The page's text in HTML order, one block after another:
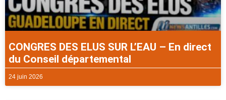
CONGRES DES ELUS SUR L’EAU – En direct
du Conseil départemental
24 juin 2026